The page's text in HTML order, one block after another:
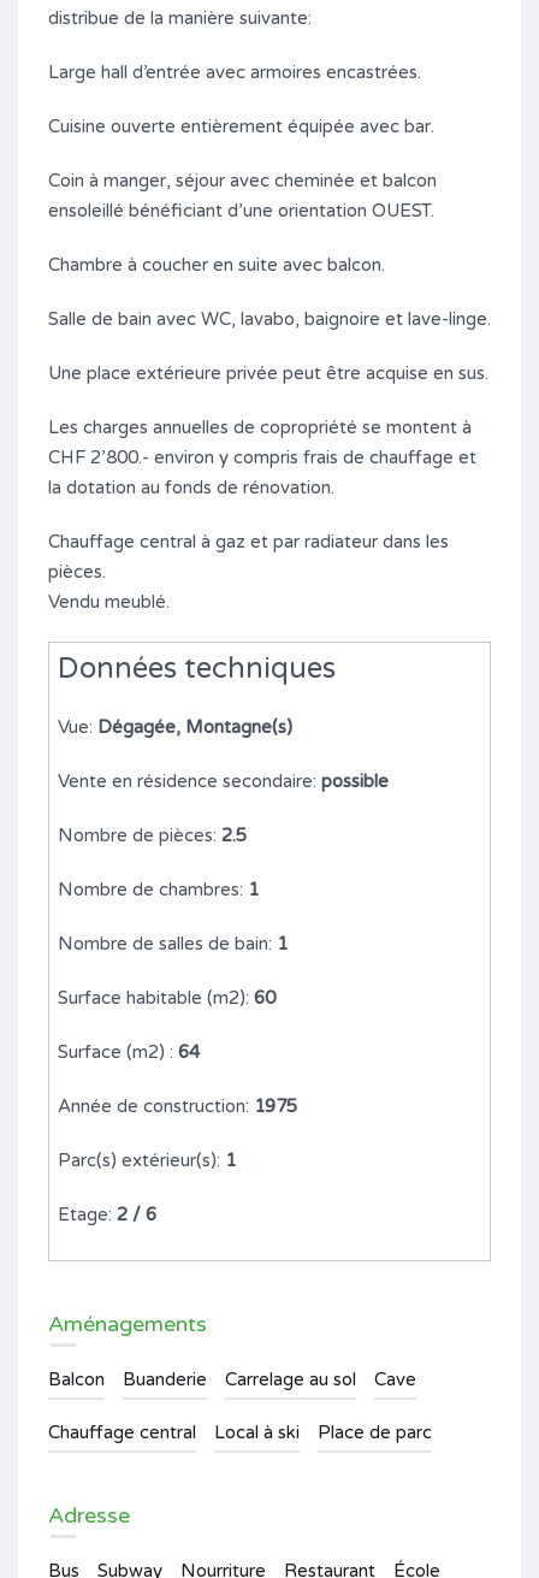
distribue de la manière suivante:
Large hall d’entrée avec armoires encastrées.
Cuisine ouverte entièrement équipée avec bar.
Coin à manger, séjour avec cheminée et balcon
ensoleillé bénéficiant d’une orientation OUEST.
Chambre à coucher en suite avec balcon.
Salle de bain avec WC, lavabo, baignoire et lave-linge.
Une place extérieure privée peut être acquise en sus.
Les charges annuelles de copropriété se montent à
CHF 2’800.- environ y compris frais de chauffage et
la dotation au fonds de rénovation.
Chauffage central à gaz et par radiateur dans les
pièces.
Vendu meublé.
Données techniques
Vue: Dégagée, Montagne(s)
Vente en résidence secondaire: possible
Nombre de pièces: 2.5
Nombre de chambres: 1
Nombre de salles de bain: 1
Surface habitable (m2): 60
Surface (m2) : 64
Année de construction: 1975
Parc(s) extérieur(s): 1
Etage: 2 / 6
Aménagements
Balcon Buanderie Carrelage au sol Cave
Chauffage central Local à ski Place de parc
Adresse
Bus Subway Nourriture Restaurant École